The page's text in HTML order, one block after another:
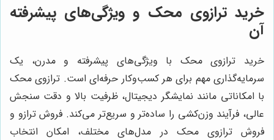
خرید ترازوی محک و ویژگی‌های پیشرفته
آن
خرید ترازوی محک با ویژگی‌های پیشرفته و مدرن، یک
سرمایه‌گذاری مهم برای هر کسب‌وکار حرفه‌ای است. ترازوی محک
با امکاناتی مانند نمایشگر دیجیتال، ظرفیت بالا و دقت سنجش
عالی، فرآیند وزن‌کشی را ساده‌تر و سریع‌تر می‌کند. فروش ترازو و
فروش ترازوی محک در مدل‌های مختلف، امکان انتخاب